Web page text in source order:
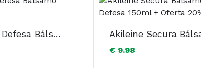
Akileine Hidra Defesa Bálsamo 2x125ml
€ 9.98